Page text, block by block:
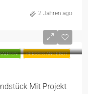
2 Jahren ago
HEISSES ANGEBOT
Mit Projekt